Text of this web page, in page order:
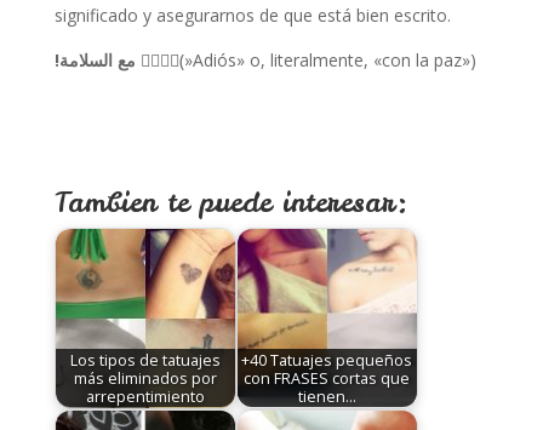
significado y asegurarnos de que está bien escrito.
!مع السلامة (ِِِِ»Adiós» o, literalmente, «con la paz»)
Tambien te puede interesar:
Los tipos de tatuajes
más eliminados por
arrepentimiento
+40 Tatuajes pequeños
con FRASES cortas que
tienen…